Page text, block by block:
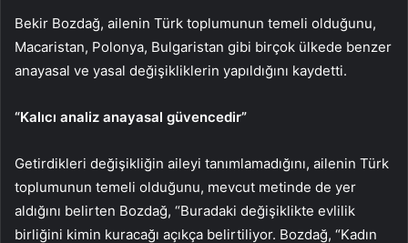
Bekir Bozdağ, ailenin Türk toplumunun temeli olduğunu,
Macaristan, Polonya, Bulgaristan gibi birçok ülkede benzer
anayasal ve yasal değişikliklerin yapıldığını kaydetti.
“Kalıcı analiz anayasal güvencedir”
Getirdikleri değişikliğin aileyi tanımlamadığını, ailenin Türk
toplumunun temeli olduğunu, mevcut metinde de yer
aldığını belirten Bozdağ, “Buradaki değişiklikte evlilik
birliğini kimin kuracağı açıkça belirtiliyor. Bozdağ, “Kadın